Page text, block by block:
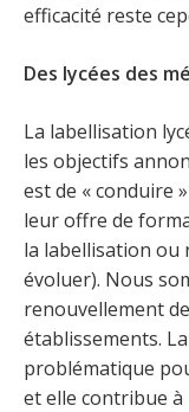
efficacité reste
Des lycées des
La labellisation
les objectifs
est de « conduire
leur offre de
la labellisation ou
évoluer). Nous
renouvellement
établissements.
problématique
et elle contribue à